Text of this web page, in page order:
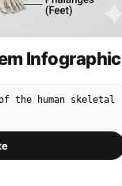
Infographic
the human skeletal